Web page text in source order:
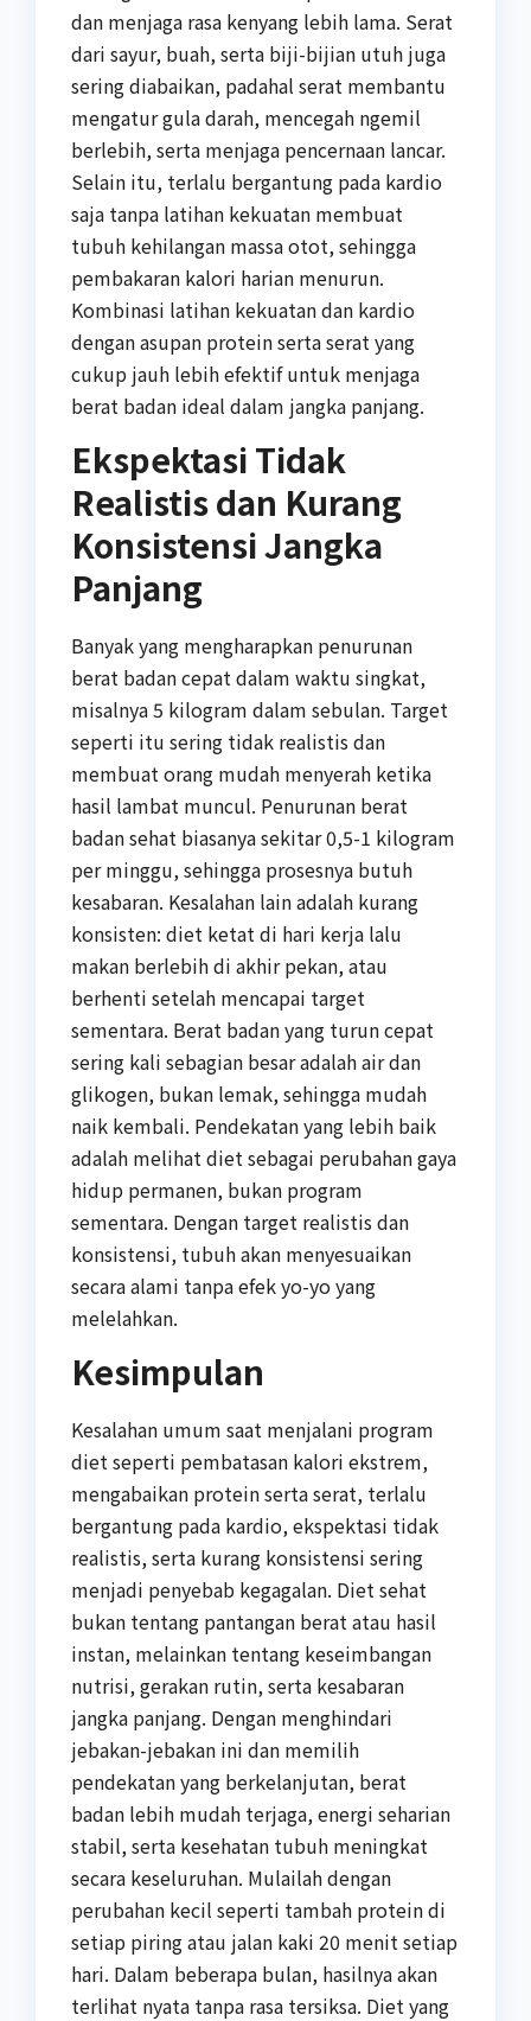
dan menjaga rasa kenyang lebih lama. Serat
dari sayur, buah, serta biji-bijian utuh juga
sering diabaikan, padahal serat membantu
mengatur gula darah, mencegah ngemil
berlebih, serta menjaga pencernaan lancar.
Selain itu, terlalu bergantung pada kardio
saja tanpa latihan kekuatan membuat
tubuh kehilangan massa otot, sehingga
pembakaran kalori harian menurun.
Kombinasi latihan kekuatan dan kardio
dengan asupan protein serta serat yang
cukup jauh lebih efektif untuk menjaga
berat badan ideal dalam jangka panjang.
Ekspektasi Tidak
Realistis dan Kurang
Konsistensi Jangka
Panjang
Banyak yang mengharapkan penurunan
berat badan cepat dalam waktu singkat,
misalnya 5 kilogram dalam sebulan. Target
seperti itu sering tidak realistis dan
membuat orang mudah menyerah ketika
hasil lambat muncul. Penurunan berat
badan sehat biasanya sekitar 0,5-1 kilogram
per minggu, sehingga prosesnya butuh
kesabaran. Kesalahan lain adalah kurang
konsisten: diet ketat di hari kerja lalu
makan berlebih di akhir pekan, atau
berhenti setelah mencapai target
sementara. Berat badan yang turun cepat
sering kali sebagian besar adalah air dan
glikogen, bukan lemak, sehingga mudah
naik kembali. Pendekatan yang lebih baik
adalah melihat diet sebagai perubahan gaya
hidup permanen, bukan program
sementara. Dengan target realistis dan
konsistensi, tubuh akan menyesuaikan
secara alami tanpa efek yo-yo yang
melelahkan.
Kesimpulan
Kesalahan umum saat menjalani program
diet seperti pembatasan kalori ekstrem,
mengabaikan protein serta serat, terlalu
bergantung pada kardio, ekspektasi tidak
realistis, serta kurang konsistensi sering
menjadi penyebab kegagalan. Diet sehat
bukan tentang pantangan berat atau hasil
instan, melainkan tentang keseimbangan
nutrisi, gerakan rutin, serta kesabaran
jangka panjang. Dengan menghindari
jebakan-jebakan ini dan memilih
pendekatan yang berkelanjutan, berat
badan lebih mudah terjaga, energi seharian
stabil, serta kesehatan tubuh meningkat
secara keseluruhan. Mulailah dengan
perubahan kecil seperti tambah protein di
setiap piring atau jalan kaki 20 menit setiap
hari. Dalam beberapa bulan, hasilnya akan
terlihat nyata tanpa rasa tersiksa. Diet yang